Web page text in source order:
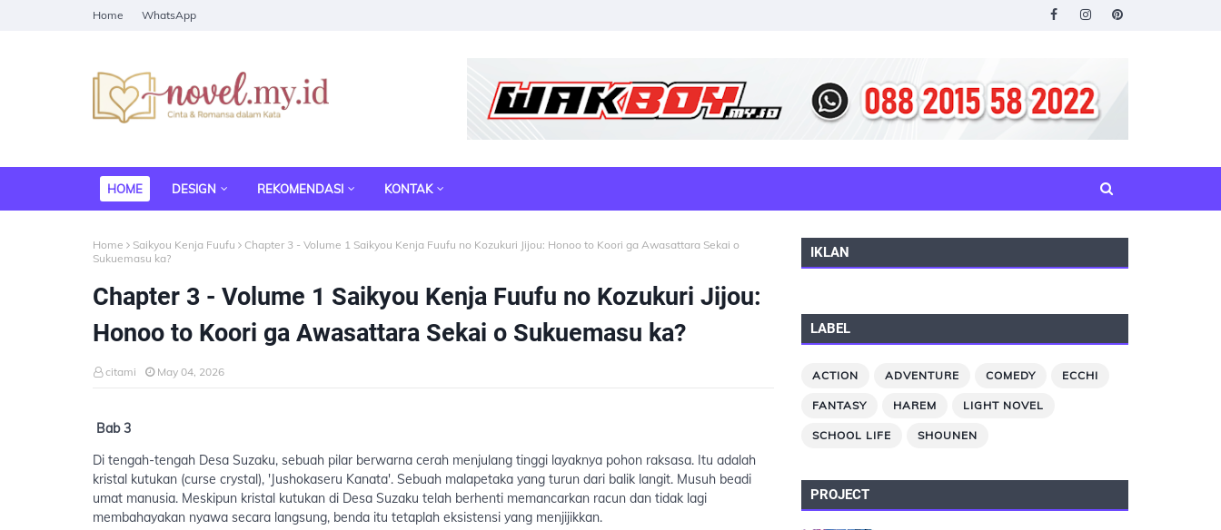
Home WhatsApp
HOME DESIGN REKOMENDASI KONTAK
Home Saikyou Kenja Fuufu
Chapter 3 - Volume 1 Saikyou Kenja Fuufu no Kozukuri Jijou: Honoo to Koori ga Awasattara Sekai o
Sukuemasu ka?
Chapter 3 - Volume 1 Saikyou Kenja Fuufu no Kozukuri Jijou:
Honoo to Koori ga Awasattara Sekai o Sukuemasu ka?
citami May 04, 2026
Bab 3
Di tengah-tengah Desa Suzaku, sebuah pilar berwarna cerah menjulang tinggi layaknya pohon raksasa. Itu adalah
kristal kutukan (curse crystal), 'Jushokaseru Kanata'. Sebuah malapetaka yang turun dari balik langit. Musuh beadi
umat manusia. Meskipun kristal kutukan di Desa Suzaku telah berhenti memancarkan racun dan tidak lagi
membahayakan nyawa secara langsung, benda itu tetaplah eksistensi yang menjijikkan.
IKLAN
LABEL
ACTION ADVENTURE COMEDY ECCHI
FANTASY HAREM LIGHT NOVEL
SCHOOL LIFE SHOUNEN
PROJECT